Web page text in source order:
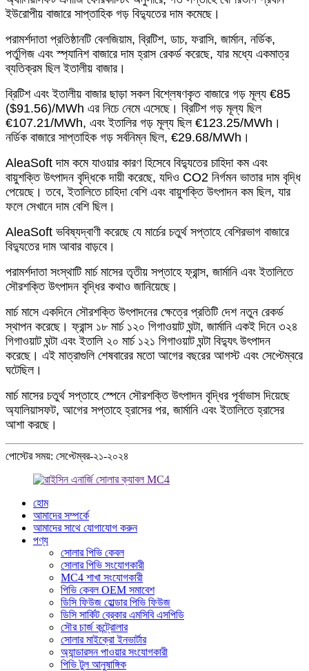
ইউরোপীয় বাজারে সাপ্তাহিক গড় বিদ্যুতের দাম কমেছে।
পরামর্শদাতা প্রতিষ্ঠানটি বেলজিয়াম, ব্রিটিশ, ডাচ, ফরাসি, জার্মান, নর্ডিক,
পর্তুগিজ এবং স্প্যানিশ বাজারে দাম হ্রাস রেকর্ড করেছে, যার মধ্যে একমাত্র
ব্যতিক্রম ছিল ইতালীয় বাজার।
ব্রিটিশ এবং ইতালীয় বাজার ছাড়া সকল বিশ্লেষণকৃত বাজারে গড় মূল্য €85
($91.56)/MWh এর নিচে নেমে এসেছে। ব্রিটিশ গড় মূল্য ছিল
€107.21/MWh, এবং ইতালির গড় মূল্য ছিল €123.25/MWh।
নর্ডিক বাজারে সাপ্তাহিক গড় সর্বনিম্ন ছিল, €29.68/MWh।
AleaSoft দাম কমে যাওয়ার কারণ হিসেবে বিদ্যুতের চাহিদা কম এবং
বায়ুশক্তি উৎপাদন বৃদ্ধিকে দায়ী করেছে, যদিও CO2 নির্গমন ভাতার দাম বৃদ্ধি
পেয়েছে। তবে, ইতালিতে চাহিদা বেশি এবং বায়ুশক্তি উৎপাদন কম ছিল, যার
ফলে সেখানে দাম বেশি ছিল।
AleaSoft ভবিষ্যদ্বাণী করেছে যে মার্চের চতুর্থ সপ্তাহে বেশিরভাগ বাজারে
বিদ্যুতের দাম আবার বাড়বে।
পরামর্শদাতা সংস্থাটি মার্চ মাসের তৃতীয় সপ্তাহে ফ্রান্স, জার্মানি এবং ইতালিতে
সৌরশক্তি উৎপাদন বৃদ্ধির কথাও জানিয়েছে।
মার্চ মাসে একদিনে সৌরশক্তি উৎপাদনের ক্ষেত্রে প্রতিটি দেশ নতুন রেকর্ড
স্থাপন করেছে। ফ্রান্স ১৮ মার্চ ১২০ গিগাওয়াট ঘন্টা, জার্মানি একই দিনে ৩২৪
গিগাওয়াট ঘন্টা এবং ইতালি ২০ মার্চ ১২১ গিগাওয়াট ঘন্টা বিদ্যুৎ উৎপাদন
করেছে। এই মাত্রাগুলি শেষবারের মতো আগের বছরের আগস্ট এবং সেপ্টেম্বরে
ঘটেছিল।
মার্চ মাসের চতুর্থ সপ্তাহে স্পেনে সৌরশক্তি উৎপাদন বৃদ্ধির পূর্বাভাস দিয়েছে
অ্যালিয়াসফট, আগের সপ্তাহে হ্রাসের পর, জার্মানি এবং ইতালিতে হ্রাসের
আশা করছে।
পোস্টের সময়: সেপ্টেম্বর-২১-২০২৪
হোম
আমাদের সম্পর্কে
আমাদের সাথে যোগাযোগ করুন
পণ্য
সোলার পিভি কেবল
সোলার পিভি সংযোগকারী
MC4 শাখা সংযোগকারী
পিভি কেবল OEM সমাবেশ
ডিসি ফিউজ হোল্ডার পিভি ফিউজ
ডিসি সার্কিট ব্রেকার এমসিবি এসপিডি
সৌর চার্জ কন্ট্রোলার
সোলার মাইক্রো ইনভার্টার
অ্যান্ডারসন পাওয়ার সংযোগকারী
পিভি টুল আনুষাঙ্গিক